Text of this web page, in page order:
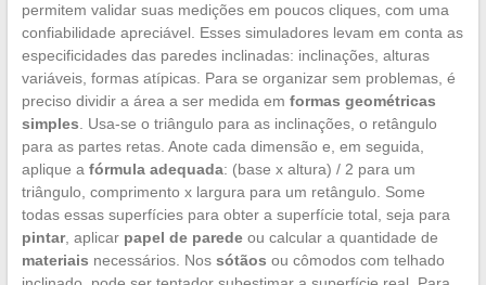
permitem validar suas medições em poucos cliques, com uma
confiabilidade apreciável. Esses simuladores levam em conta as
especificidades das paredes inclinadas: inclinações, alturas
variáveis, formas atípicas. Para se organizar sem problemas, é
preciso dividir a área a ser medida em formas geométricas
simples . Usa-se o triângulo para as inclinações, o retângulo
para as partes retas. Anote cada dimensão e, em seguida,
aplique a fórmula adequada: (base x altura) / 2 para um
triângulo, comprimento x largura para um retângulo. Some
todas essas superfícies para obter a superfície total, seja para
pintar, aplicar papel de paredeou calcular a quantidade de
materiais necessários. Nos sótãos ou cômodos com telhado